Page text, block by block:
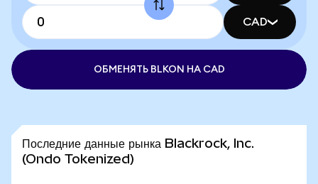
CAD
ОБМЕНЯТЬ BLKON НА CAD
Последние данные рынка Blackrock, Inc.
(Ondo Tokenized)